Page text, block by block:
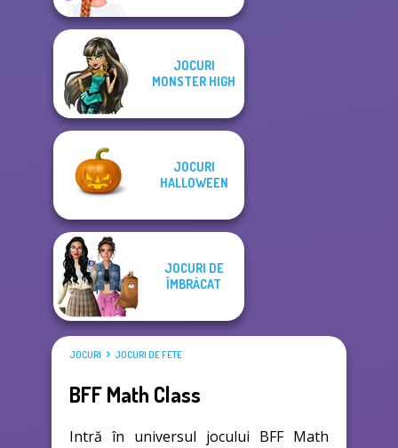
JOCURI
MONSTER HIGH
JOCURI
HALLOWEEN
JOCURI DE
ÎMBRĂCAT
JOCURI JOCURI DE FETE
BFF Math Class
Intră în universul jocului BFF Math